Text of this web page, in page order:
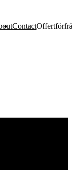
Contact